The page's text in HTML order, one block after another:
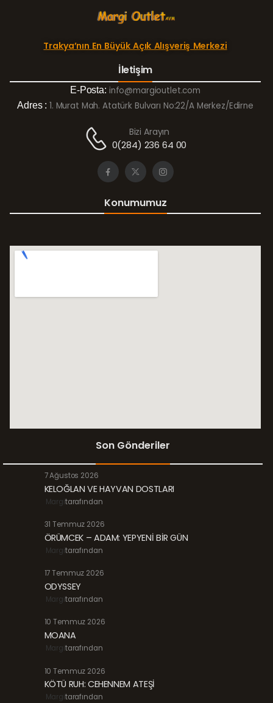
Trakya’nın En Büyük Açık Alışveriş Merkezi
İletişim
E-Posta: info@margioutlet.com
Adres : 1. Murat Mah. Atatürk Bulvarı No:22/A Merkez/Edirne
Bizi Arayın
0(284) 236 64 00
Konumumuz
Son Gönderiler
7 Ağustos 2026
KELOĞLAN VE HAYVAN DOSTLARI
Margitarafından
31 Temmuz 2026
ÖRÜMCEK – ADAM: YEPYENİ BİR GÜN
Margitarafından
17 Temmuz 2026
ODYSSEY
Margitarafından
10 Temmuz 2026
MOANA
Margitarafından
10 Temmuz 2026
KÖTÜ RUH: CEHENNEM ATEŞİ
Margitarafından